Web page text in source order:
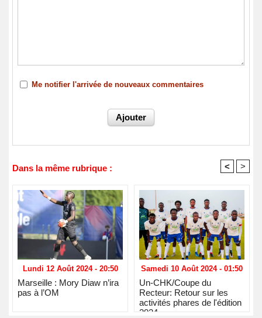
Me notifier l'arrivée de nouveaux commentaires
Dans la même rubrique : < >
Lundi 12 Août 2024 - 20:50
Marseille : Mory Diaw n’ira
pas à l’OM
Samedi 10 Août 2024 - 01:50
Un-CHK/Coupe du
Recteur: Retour sur les
activités phares de l'édition
2024